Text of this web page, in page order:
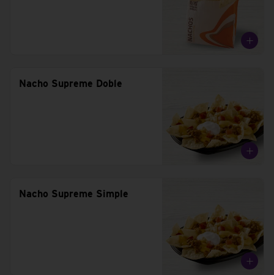
Nacho Supreme Doble
Nacho Supreme Simple